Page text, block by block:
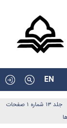
EN
جلد ۱۳ شماره ۱ صفحات